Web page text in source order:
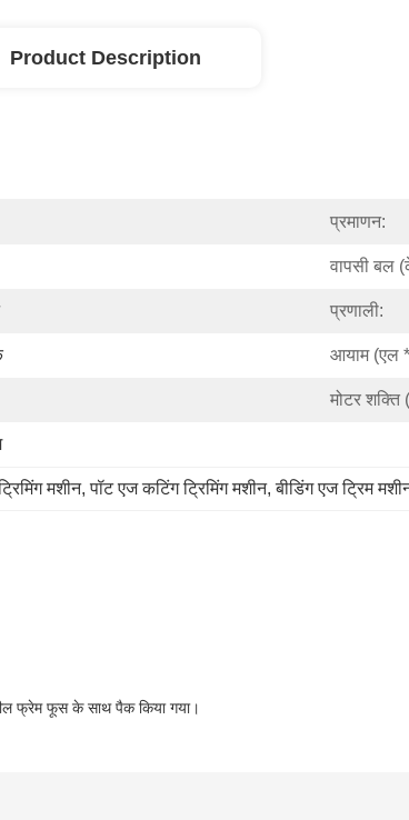
Product Description
प्रमाणन:
वापसी बल
प्रणाली:
आयाम (एल
मोटर शक्ति
मशीन, पॉट एज कटिंग ट्रिमिंग मशीन, बीडिंग एज ट्रिम
फ्रेम फूस के साथ पैक किया गया।